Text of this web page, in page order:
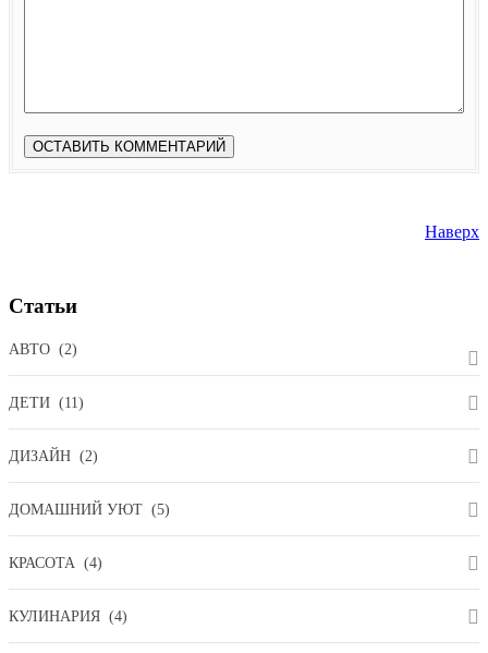
Наверх
Статьи
АВТО (2)
ДЕТИ (11)
ДИЗАЙН (2)
ДОМАШНИЙ УЮТ (5)
КРАСОТА (4)
КУЛИНАРИЯ (4)